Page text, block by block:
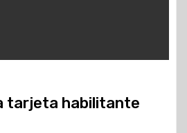
tarjeta habilitante